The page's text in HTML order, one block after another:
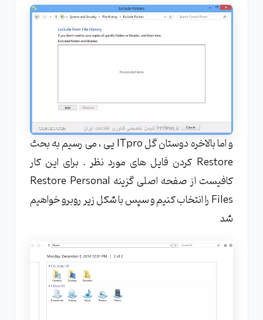
و اما بالاخره دوستان گل ITpro یی ، می رسیم به بحث
Restore کردن فایل های مورد نظر . برای این کار
کافیست از صفحه اصلی گزینه Restore Personal
Files را انتخاب کنیم و سپس با شکل زیر روبرو خواهیم
شد